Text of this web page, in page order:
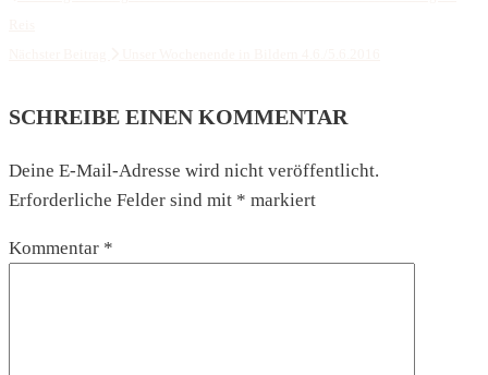
SCHREIBE EINEN KOMMENTAR
Deine E-Mail-Adresse wird nicht veröffentlicht.
Erforderliche Felder sind mit * markiert
Kommentar *